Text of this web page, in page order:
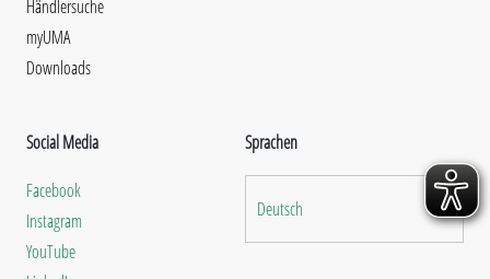
Händlersuche
myUMA
Downloads
Social Media
Facebook
Instagram
YouTube
Sprachen
Deutsch